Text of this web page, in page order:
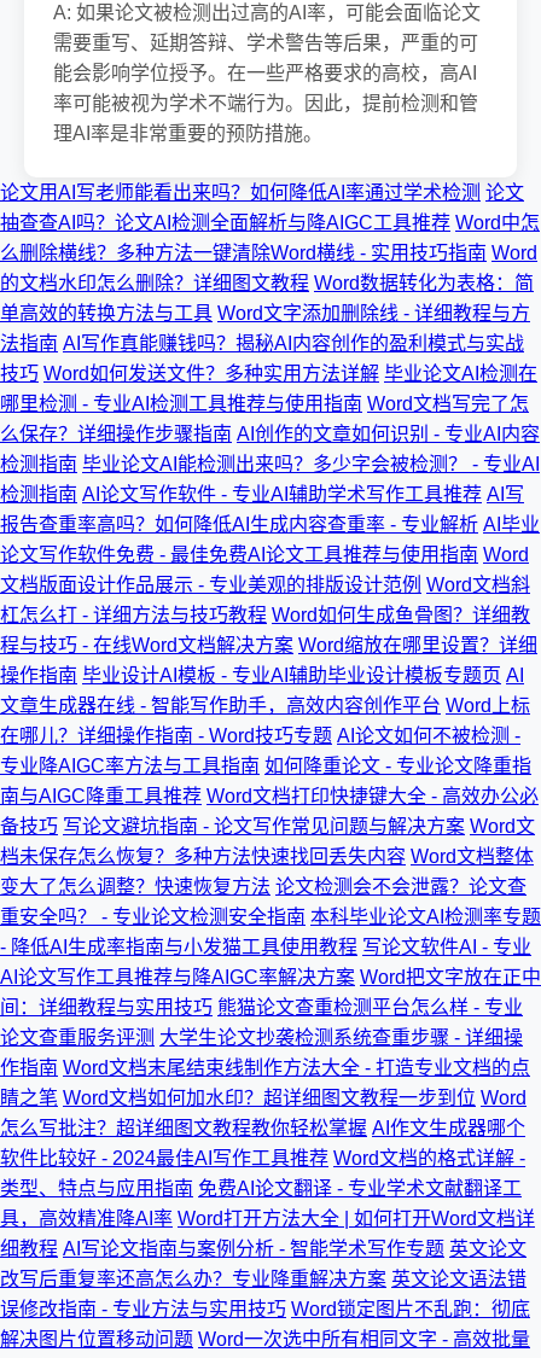
A: 如果论文被检测出过高的AI率，可能会面临论文
需要重写、延期答辩、学术警告等后果，严重的可
能会影响学位授予。在一些严格要求的高校，高AI
率可能被视为学术不端行为。因此，提前检测和管
理AI率是非常重要的预防措施。
论文用AI写老师能看出来吗？如何降低AI率通过学术检测 论文
抽查查AI吗？论文AI检测全面解析与降AIGC工具推荐 Word中怎
么删除横线？多种方法一键清除Word横线 - 实用技巧指南 Word
的文档水印怎么删除？详细图文教程 Word数据转化为表格：简
单高效的转换方法与工具 Word文字添加删除线 - 详细教程与方
法指南 AI写作真能赚钱吗？揭秘AI内容创作的盈利模式与实战
技巧 Word如何发送文件？多种实用方法详解 毕业论文AI检测在
哪里检测 - 专业AI检测工具推荐与使用指南 Word文档写完了怎
么保存？详细操作步骤指南 AI创作的文章如何识别 - 专业AI内容
检测指南 毕业论文AI能检测出来吗？多少字会被检测？ - 专业AI
检测指南 AI论文写作软件 - 专业AI辅助学术写作工具推荐 AI写
报告查重率高吗？如何降低AI生成内容查重率 - 专业解析 AI毕业
论文写作软件免费 - 最佳免费AI论文工具推荐与使用指南 Word
文档版面设计作品展示 - 专业美观的排版设计范例 Word文档斜
杠怎么打 - 详细方法与技巧教程 Word如何生成鱼骨图？详细教
程与技巧 - 在线Word文档解决方案 Word缩放在哪里设置？详细
操作指南 毕业设计AI模板 - 专业AI辅助毕业设计模板专题页 AI
文章生成器在线 - 智能写作助手，高效内容创作平台 Word上标
在哪儿？详细操作指南 - Word技巧专题 AI论文如何不被检测 -
专业降AIGC率方法与工具指南 如何降重论文 - 专业论文降重指
南与AIGC降重工具推荐 Word文档打印快捷键大全 - 高效办公必
备技巧 写论文避坑指南 - 论文写作常见问题与解决方案 Word文
档未保存怎么恢复？多种方法快速找回丢失内容 Word文档整体
变大了怎么调整？快速恢复方法 论文检测会不会泄露？论文查
重安全吗？ - 专业论文检测安全指南 本科毕业论文AI检测率专题
- 降低AI生成率指南与小发猫工具使用教程 写论文软件AI - 专业
AI论文写作工具推荐与降AIGC率解决方案 Word把文字放在正中
间：详细教程与实用技巧 熊猫论文查重检测平台怎么样 - 专业
论文查重服务评测 大学生论文抄袭检测系统查重步骤 - 详细操
作指南 Word文档末尾结束线制作方法大全 - 打造专业文档的点
睛之笔 Word文档如何加水印？超详细图文教程一步到位 Word
怎么写批注？超详细图文教程教你轻松掌握 AI作文生成器哪个
软件比较好 - 2024最佳AI写作工具推荐 Word文档的格式详解 -
类型、特点与应用指南 免费AI论文翻译 - 专业学术文献翻译工
具，高效精准降AI率 Word打开方法大全 | 如何打开Word文档详
细教程 AI写论文指南与案例分析 - 智能学术写作专题 英文论文
改写后重复率还高怎么办？专业降重解决方案 英文论文语法错
误修改指南 - 专业方法与实用技巧 Word锁定图片不乱跑：彻底
解决图片位置移动问题 Word一次选中所有相同文字 - 高效批量